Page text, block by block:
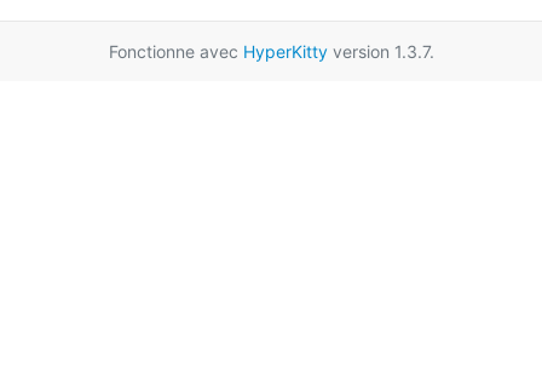
Fonctionne avec HyperKittyversion 1.3.7.